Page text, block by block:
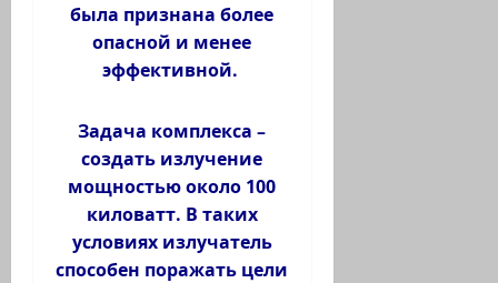
была признана более
опасной и менее
эффективной.
Задача комплекса –
создать излучение
мощностью около 100
киловатт. В таких
условиях излучатель
способен поражать цели